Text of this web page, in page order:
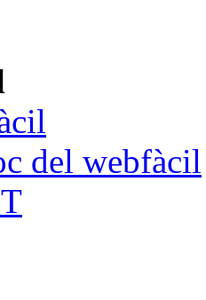
del webfàcil